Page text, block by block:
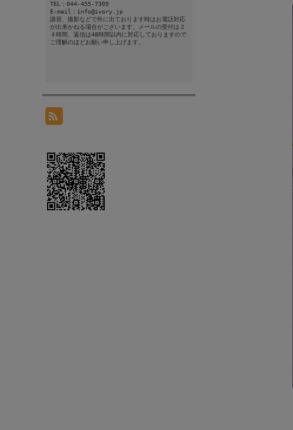
TEL：044-455-7309
E-mail：info@ivory.jp
講習、撮影などで外に出ております時はお電話対応
が出来かねる場合がございます。メールの受付は２
４時間、返信は48時間以内に対応しておりますので
ご理解のほどお願い申し上げます。